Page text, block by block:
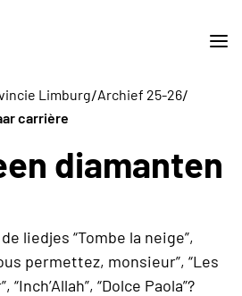
Limburg/Archief 25-26/
carrière
diamanten
liedjes “Tombe la neige”,
permettez, monsieur”, “Les
“Dolce Paola”?